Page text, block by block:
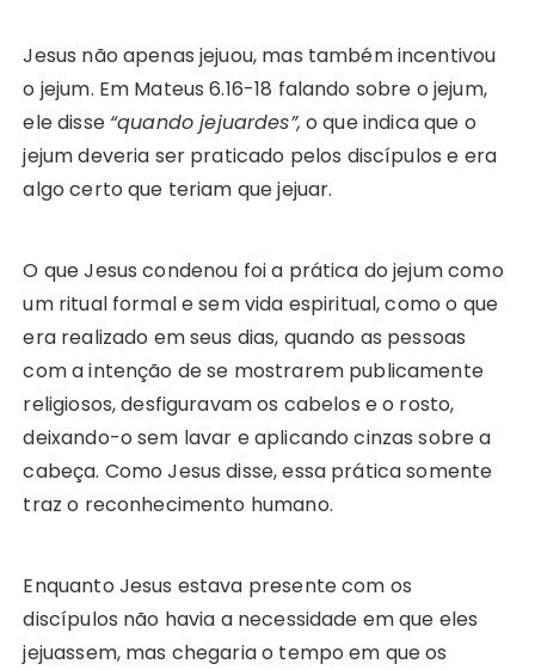
Jesus não apenas jejuou, mas também incentivou
o jejum. Em Mateus 6.16-18 falando sobre o jejum,
ele disse “quando jejuardes”, o que indica que o
jejum deveria ser praticado pelos discípulos e era
algo certo que teriam que jejuar.
O que Jesus condenou foi a prática do jejum como
um ritual formal e sem vida espiritual, como o que
era realizado em seus dias, quando as pessoas
com a intenção de se mostrarem publicamente
religiosos, desfiguravam os cabelos e o rosto,
deixando-o sem lavar e aplicando cinzas sobre a
cabeça. Como Jesus disse, essa prática somente
traz o reconhecimento humano.
Enquanto Jesus estava presente com os
discípulos não havia a necessidade em que eles
jejuassem, mas chegaria o tempo em que os